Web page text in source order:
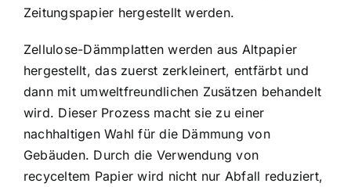
Zeitungspapier hergestellt werden.
Zellulose-Dämmplatten werden aus Altpapier
hergestellt, das zuerst zerkleinert, entfärbt und
dann mit umweltfreundlichen Zusätzen behandelt
wird. Dieser Prozess macht sie zu einer
nachhaltigen Wahl für die Dämmung von
Gebäuden. Durch die Verwendung von
recyceltem Papier wird nicht nur Abfall reduziert,